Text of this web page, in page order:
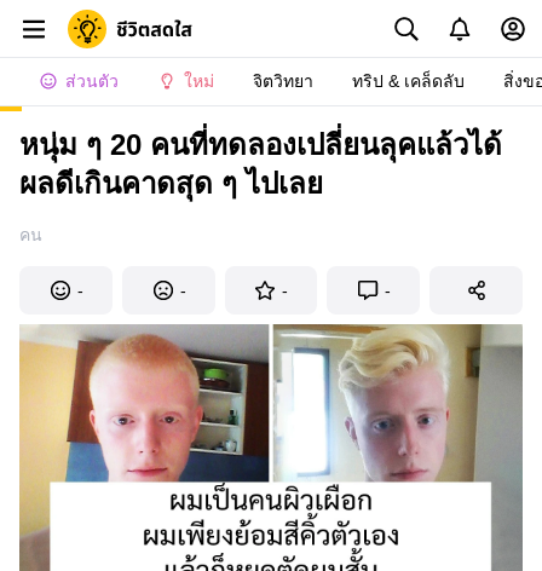
ส่วนตัว ใหม่ จิตวิทยา ทริป & เคล็ดลับ สิ่งข
หนุ่ม ๆ 20 คนที่ทดลองเปลี่ยนลุคแล้วได้
ผลดีเกินคาดสุด ๆ ไปเลย
คน
- - - -